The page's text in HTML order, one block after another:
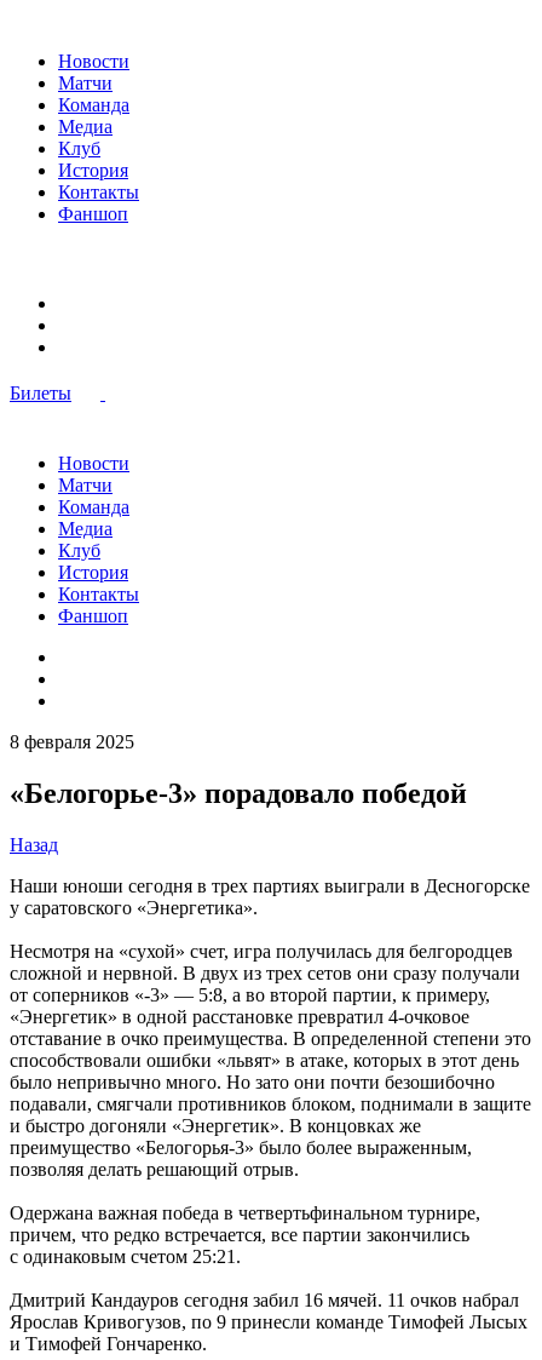
Новости
Матчи
Команда
Медиа
Клуб
История
Контакты
Фаншоп
Билеты
Новости
Матчи
Команда
Медиа
Клуб
История
Контакты
Фаншоп
8 февраля 2025
«Белогорье-3» порадовало победой
Назад
Наши юноши сегодня в трех партиях выиграли в Десногорске
у саратовского «Энергетика».
Несмотря на «сухой» счет, игра получилась для белгородцев
сложной и нервной. В двух из трех сетов они сразу получали
от соперников «-3» — 5:8, а во второй партии, к примеру,
«Энергетик» в одной расстановке превратил 4-очковое
отставание в очко преимущества. В определенной степени это
способствовали ошибки «львят» в атаке, которых в этот день
было непривычно много. Но зато они почти безошибочно
подавали, смягчали противников блоком, поднимали в защите
и быстро догоняли «Энергетик». В концовках же
преимущество «Белогорья-3» было более выраженным,
позволяя делать решающий отрыв.
Одержана важная победа в четвертьфинальном турнире,
причем, что редко встречается, все партии закончились
с одинаковым счетом 25:21.
Дмитрий Кандауров сегодня забил 16 мячей. 11 очков набрал
Ярослав Кривогузов, по 9 принесли команде Тимофей Лысых
и Тимофей Гончаренко.